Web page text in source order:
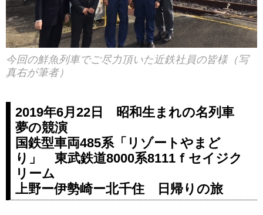
今回の鮮魚列車でご尽力頂いた近鉄社員の皆様（写
真右が筆者）
2019年6月22日 昭和生まれの名列車
夢の競演
国鉄型車両485系「リゾートやまど
り」 東武鉄道8000系8111ｆセイジク
リーム
上野ー伊勢崎ー北千住 日帰りの旅